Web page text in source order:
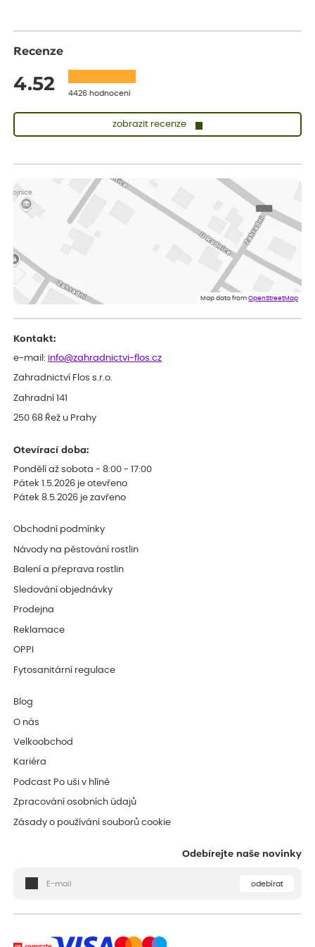
Recenze
4.52 4426 hodnocení
zobrazit recenze
Vše přišlo velice rychle krásně zabalené. Rostlinky po přesazení
velice dobře prospívají
Jarda
Dobrý den, byli jsme spokojeni
Eshop, objednání bylo v pořádku, žádný problém. Jen jsem byla
smutná z dodávky jedné kytky, která nebyla v nejlepší kondici a i
Map data fromOpenStreetMap
Kontakt:
e-mail: info@zahradnictvi-flos.cz
Zahradnictví Flos s.r.o.
Zahradní 141
250 68 Řež u Prahy
Otevírací doba:
Pondělí až sobota - 8:00 - 17:00
Pátek 1.5.2026 je otevřeno
Pátek 8.5.2026 je zavřeno
Obchodní podmínky
Návody na pěstování rostlin
Balení a přeprava rostlin
Sledování objednávky
Prodejna
Reklamace
OPPI
Fytosanitární regulace
Blog
O nás
Velkoobchod
Kariéra
Podcast Po uši v hlíně
Zpracování osobních údajů
Zásady o používání souborů cookie
Odebírejte naše novinky
odebírat